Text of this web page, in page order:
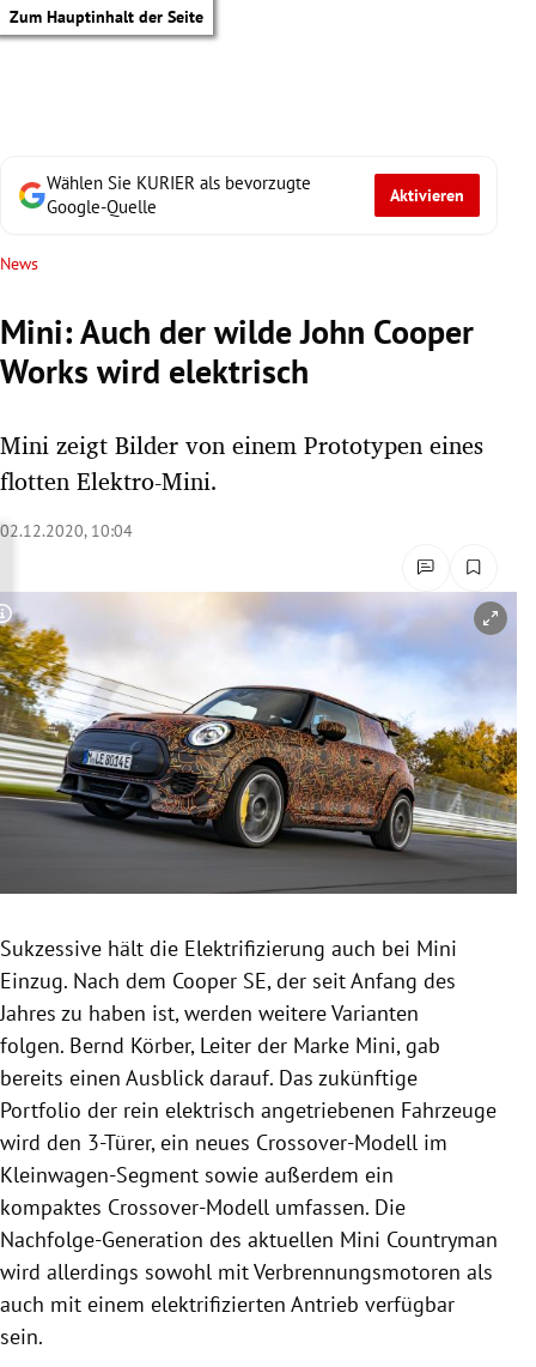
Zum Hauptinhalt der Seite
Untermenü
Untermenü
Untermenü
Untermenü
Untermenü
Untermenü
Wählen Sie KURIER als bevorzugte
Google-Quelle
Aktivieren
News
Mini: Auch der wilde John Cooper
Works wird elektrisch
Mini zeigt Bilder von einem Prototypen eines
flotten Elektro-Mini.
02.12.2020, 10:04
Copyright-Hinweis öffnen/schließen
Sukzessive hält die Elektrifizierung auch bei Mini
Einzug. Nach dem Cooper SE, der seit Anfang des
Jahres zu haben ist, werden weitere Varianten
folgen. Bernd Körber, Leiter der Marke Mini, gab
bereits einen Ausblick darauf. Das zukünftige
Portfolio der rein elektrisch angetriebenen Fahrzeuge
wird den 3-Türer, ein neues Crossover-Modell im
Kleinwagen-Segment sowie außerdem ein
kompaktes Crossover-Modell umfassen. Die
Nachfolge-Generation des aktuellen Mini Countryman
wird allerdings sowohl mit Verbrennungsmotoren als
auch mit einem elektrifizierten Antrieb verfügbar
sein.